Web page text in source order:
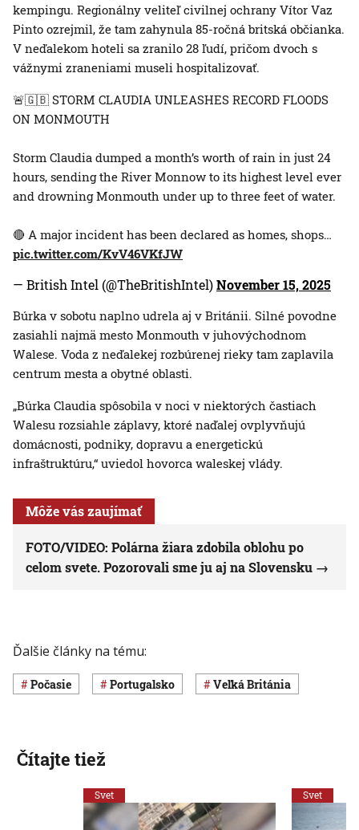
kempingu. Regionálny veliteľ civilnej ochrany Vítor Vaz
Pinto ozrejmil, že tam zahynula 85-ročná britská občianka.
V neďalekom hoteli sa zranilo 28 ľudí, pričom dvoch s
vážnymi zraneniami museli hospitalizovať.
🚨🇬🇧 STORM CLAUDIA UNLEASHES RECORD FLOODS
ON MONMOUTH
Storm Claudia dumped a month’s worth of rain in just 24
hours, sending the River Monnow to its highest level ever
and drowning Monmouth under up to three feet of water.
🔴 A major incident has been declared as homes, shops…
pic.twitter.com/KvV46VKfJW
— British Intel (@TheBritishIntel)November 15, 2025
Búrka v sobotu naplno udrela aj v Británii. Silné povodne
zasiahli najmä mesto Monmouth v juhovýchodnom
Walese. Voda z neďalekej rozbúrenej rieky tam zaplavila
centrum mesta a obytné oblasti.
„Búrka Claudia spôsobila v noci v niektorých častiach
Walesu rozsiahle záplavy, ktoré naďalej ovplyvňujú
domácnosti, podniky, dopravu a energetickú
infraštruktúru,“ uviedol hovorca waleskej vlády.
Môže vás zaujímať
FOTO/VIDEO: Polárna žiara zdobila oblohu po
celom svete. Pozorovali sme ju aj na Slovensku
Ďalšie články na tému:
Počasie Portugalsko Veľká Británia
Čítajte tiež
Svet Svet